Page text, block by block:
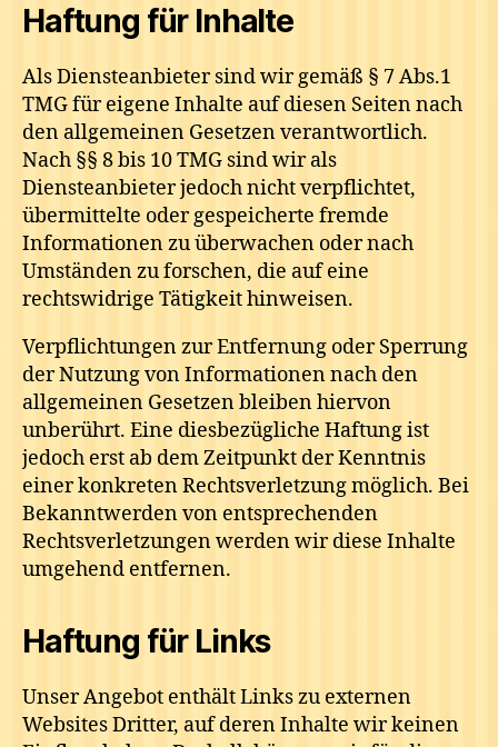
Haftung für Inhalte
Als Diensteanbieter sind wir gemäß § 7 Abs.1
TMG für eigene Inhalte auf diesen Seiten nach
den allgemeinen Gesetzen verantwortlich.
Nach §§ 8 bis 10 TMG sind wir als
Diensteanbieter jedoch nicht verpflichtet,
übermittelte oder gespeicherte fremde
Informationen zu überwachen oder nach
Umständen zu forschen, die auf eine
rechtswidrige Tätigkeit hinweisen.
Verpflichtungen zur Entfernung oder Sperrung
der Nutzung von Informationen nach den
allgemeinen Gesetzen bleiben hiervon
unberührt. Eine diesbezügliche Haftung ist
jedoch erst ab dem Zeitpunkt der Kenntnis
einer konkreten Rechtsverletzung möglich. Bei
Bekanntwerden von entsprechenden
Rechtsverletzungen werden wir diese Inhalte
umgehend entfernen.
Haftung für Links
Unser Angebot enthält Links zu externen
Websites Dritter, auf deren Inhalte wir keinen